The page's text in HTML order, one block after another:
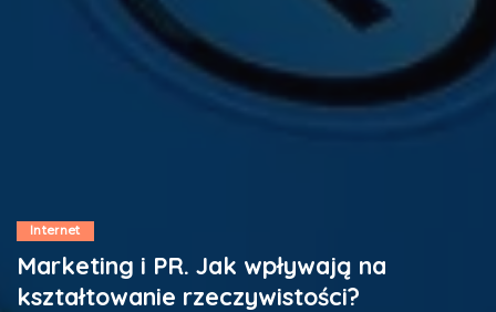
Internet
Marketing i PR. Jak wpływają na
kształtowanie rzeczywistości?